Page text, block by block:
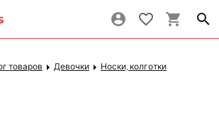
товаров Девочки Носки, колготки